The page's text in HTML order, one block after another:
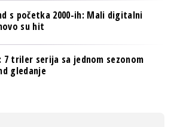
s početka 2000-ih: Mali digitalni
su hit
triler serija sa jednom sezonom
gledanje